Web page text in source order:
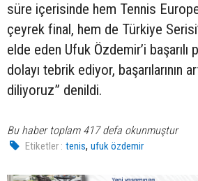
süre içerisinde hem Tennis
çeyrek final, hem de Türkiye
elde eden Ufuk Özdemir’i başarılı
dolayı tebrik ediyor, başarılarının
diliyoruz” denildi.
Bu haber toplam 417 defa okunmuştur
Etiketler : tenis,ufuk özdemir